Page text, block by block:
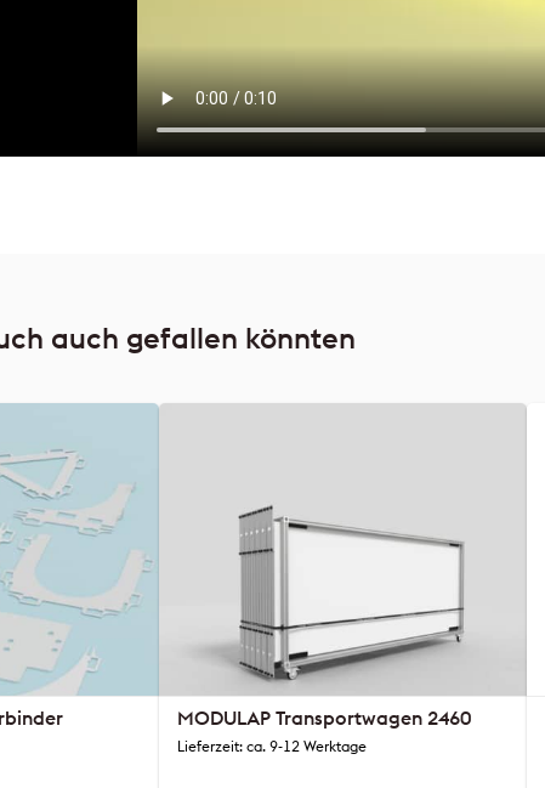
auch gefallen könnten
MODULAP Transportwagen 2460
Lieferzeit: ca. 9-12 Werktage